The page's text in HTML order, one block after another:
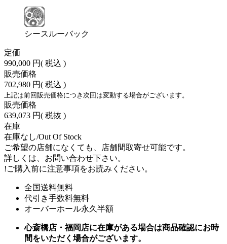
シースルーバック
定価
990,000 円( 税込 )
販売価格
702,980 円( 税込 )
上記は前回販売価格につき次回は変動する場合がございます。
販売価格
639,073 円( 税抜 )
在庫
在庫なし/Out Of Stock
ご希望の店舗になくても、店舗間取寄せ可能です。
詳しくは、お問い合わせ下さい。
!ご購入前に注意事項をお読みください。
全国送料無料
代引き手数料無料
オーバーホール永久半額
心斎橋店・福岡店に在庫がある場合は商品確認にお時
間をいただく場合がございます。